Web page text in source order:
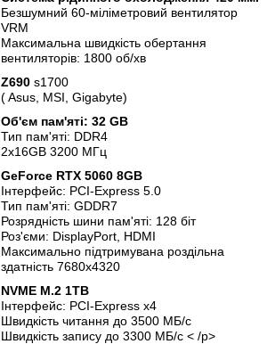
Безшумний 60-міліметровий вентилятор
VRM
Максимальна швидкість обертання
вентиляторів: 1800 об/хв
Z690 s1700
( Asus, MSI, Gigabyte)
Об'єм пам'яті: 32 GB
Тип пам'яті: DDR4
2x16GB 3200 МГц
GeForce RTX 5060 8GB
Інтерфейс: PCI-Express 5.0
Тип пам'яті: GDDR7
Розрядність шини пам'яті: 128 біт
Роз'єми: DisplayPort, HDMI
Максимально підтримувана роздільна
здатність 7680x4320
NVME M.2 1TB
Інтерфейс: PCI-Express x4
Швидкість читання до 3500 МБ/с
Швидкість запису до 3300 МБ/с < /p>